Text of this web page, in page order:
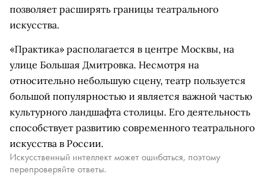
позволяет расширять границы театрального
искусства.
«Практика» располагается в центре Москвы, на
улице Большая Дмитровка. Несмотря на
относительно небольшую сцену, театр пользуется
большой популярностью и является важной частью
культурного ландшафта столицы. Его деятельность
способствует развитию современного театрального
искусства в России.
Искусственный интеллект может ошибаться, поэтому
перепроверяйте ответы.